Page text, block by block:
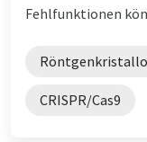
Fehlfunktionen
CRISPR/Cas9